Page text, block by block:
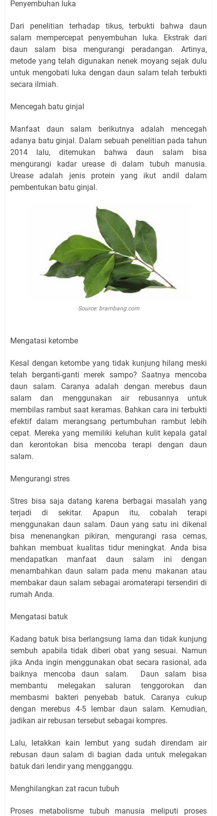
Penyembuhan luka
Dari penelitian terhadap tikus, terbukti bahwa daun
salam mempercepat penyembuhan luka. Ekstrak dari
daun salam bisa mengurangi peradangan. Artinya,
metode yang telah digunakan nenek moyang sejak dulu
untuk mengobati luka dengan daun salam telah terbukti
secara ilmiah.
Mencegah batu ginjal
Manfaat daun salam berikutnya adalah mencegah
adanya batu ginjal. Dalam sebuah penelitian pada tahun
2014 lalu, ditemukan bahwa daun salam bisa
mengurangi kadar urease di dalam tubuh manusia.
Urease adalah jenis protein yang ikut andil dalam
pembentukan batu ginjal.
Source: brambang.com
Mengatasi ketombe
Kesal dengan ketombe yang tidak kunjung hilang meski
telah berganti-ganti merek sampo? Saatnya mencoba
daun salam. Caranya adalah dengan merebus daun
salam dan menggunakan air rebusannya untuk
membilas rambut saat keramas. Bahkan cara ini terbukti
efektif dalam merangsang pertumbuhan rambut lebih
cepat. Mereka yang memiliki keluhan kulit kepala gatal
dan kerontokan bisa mencoba terapi dengan daun
salam.
Mengurangi stres
Stres bisa saja datang karena berbagai masalah yang
terjadi di sekitar. Apapun itu, cobalah terapi
menggunakan daun salam. Daun yang satu ini dikenal
bisa menenangkan pikiran, mengurangi rasa cemas,
bahkan membuat kualitas tidur meningkat. Anda bisa
mendapatkan manfaat daun salam ini dengan
menambahkan daun salam pada menu makanan atau
membakar daun salam sebagai aromaterapi tersendiri di
rumah Anda.
Mengatasi batuk
Kadang batuk bisa berlangsung lama dan tidak kunjung
sembuh apabila tidak diberi obat yang sesuai. Namun
jika Anda ingin menggunakan obat secara rasional, ada
baiknya mencoba daun salam.
Daun salam bisa
membantu melegakan saluran tenggorokan dan
membasmi bakteri penyebab batuk. Caranya cukup
dengan merebus 4-5 lembar daun salam. Kemudian,
jadikan air rebusan tersebut sebagai kompres.
Lalu, letakkan kain lembut yang sudah direndam air
rebusan daun salam di bagian dada untuk melegakan
batuk dari lendir yang mengganggu.
Menghilangkan zat racun tubuh
Proses metabolisme tubuh manusia meliputi proses